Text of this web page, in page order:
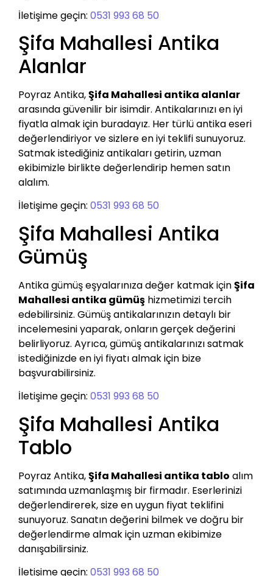
İletişime geçin: 0531 993 68 50
Şifa Mahallesi Antika
Alanlar
Poyraz Antika,Şifa Mahallesi antika alanlar
arasında güvenilir bir isimdir. Antikalarınızı en iyi
fiyatla almak için buradayız. Her türlü antika eseri
değerlendiriyor ve sizlere en iyi teklifi sunuyoruz.
Satmak istediğiniz antikaları getirin, uzman
ekibimizle birlikte değerlendirip hemen satın
alalım.
İletişime geçin: 0531 993 68 50
Şifa Mahallesi Antika
Gümüş
Antika gümüş eşyalarınıza değer katmak içinŞifa
Mahallesi antika gümüş hizmetimizi tercih
edebilirsiniz. Gümüş antikalarınızın detaylı bir
incelemesini yaparak, onların gerçek değerini
belirliyoruz. Ayrıca, gümüş antikalarınızı satmak
istediğinizde en iyi fiyatı almak için bize
başvurabilirsiniz.
İletişime geçin: 0531 993 68 50
Şifa Mahallesi Antika
Tablo
Poyraz Antika,Şifa Mahallesi antika tablo alım
satımında uzmanlaşmış bir firmadır. Eserlerinizi
değerlendirerek, size en uygun fiyat teklifini
sunuyoruz. Sanatın değerini bilmek ve doğru bir
değerlendirme almak için uzman ekibimize
danışabilirsiniz.
İletişime geçin: 0531 993 68 50